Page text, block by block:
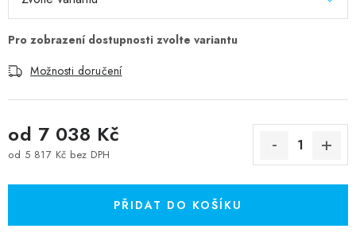
Možnosti doručení
od 7 038 Kč
od 5 817 Kč bez DPH
PŘIDAT DO KOŠÍKU